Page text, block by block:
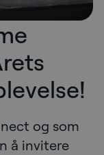
og som
å invitere